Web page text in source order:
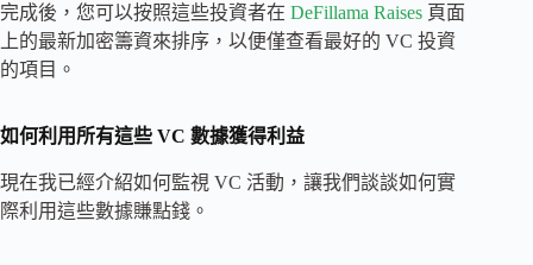
完成後，您可以按照這些投資者在 DeFillama Raises 頁面
上的最新加密籌資來排序，以便僅查看最好的 VC 投資
的項目。
如何利用所有這些 VC 數據獲得利益
現在我已經介紹如何監視 VC 活動，讓我們談談如何實
際利用這些數據賺點錢。